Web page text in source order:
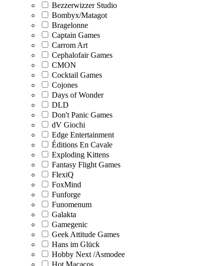
Bezzerwizzer Studio
Bombyx/Matagot
Bragelonne
Captain Games
Carrom Art
Cephalofair Games
CMON
Cocktail Games
Cojones
Days of Wonder
DLD
Don't Panic Games
dV Giochi
Edge Entertainment
Éditions En Cavale
Exploding Kittens
Fantasy Flight Games
FlexiQ
FoxMind
Funforge
Funomenum
Galakta
Gamegenic
Geek Attitude Games
Hans im Glück
Hobby Next /Asmodee
Hot Macacos